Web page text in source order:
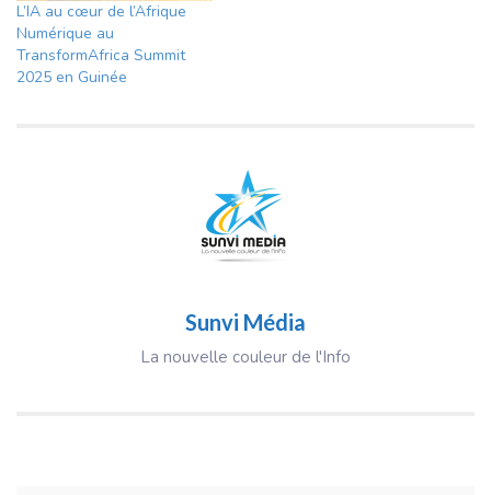
L’IA au cœur de l’Afrique
Numérique au
TransformAfrica Summit
2025 en Guinée
Sunvi Média
La nouvelle couleur de l'Info